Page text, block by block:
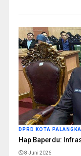
DPRD KOTA
Hap Baperdu:
8 Juni 2026